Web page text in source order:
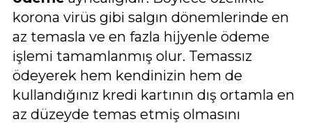
korona virüs gibi salgın dönemlerinde en
az temasla ve en fazla hijyenle ödeme
işlemi tamamlanmış olur. Temassız
ödeyerek hem kendinizin hem de
kullandığınız kredi kartının dış ortamla en
az düzeyde temas etmiş olmasını